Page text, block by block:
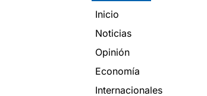
Inicio
Noticias
Opinión
Economía
Internacionales